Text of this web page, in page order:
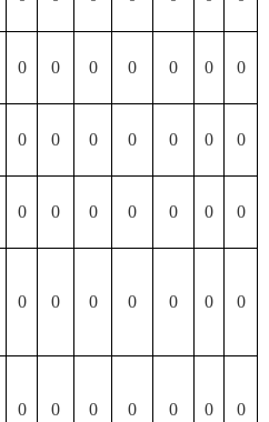
0 0 0 0 0 0 0
0 0 0 0 0 0 0
0 0 0 0 0 0 0
0 0 0 0 0 0 0
0 0 0 0 0 0 0